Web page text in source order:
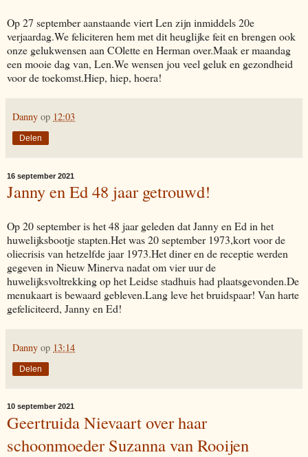
Op 27 september aanstaande viert Len zijn inmiddels 20e
verjaardag.We feliciteren hem met dit heuglijke feit en brengen ook
onze gelukwensen aan COlette en Herman over.Maak er maandag
een mooie dag van, Len.We wensen jou veel geluk en gezondheid
voor de toekomst.Hiep, hiep, hoera!
Danny op 12:03
Delen
16 september 2021
Janny en Ed 48 jaar getrouwd!
Op 20 september is het 48 jaar geleden dat Janny en Ed in het
huwelijksbootje stapten.Het was 20 september 1973,kort voor de
oliecrisis van hetzelfde jaar 1973.Het diner en de receptie werden
gegeven in Nieuw Minerva nadat om vier uur de
huwelijksvoltrekking op het Leidse stadhuis had plaatsgevonden.De
menukaart is bewaard gebleven.Lang leve het bruidspaar! Van harte
gefeliciteerd, Janny en Ed!
Danny op 13:14
Delen
10 september 2021
Geertruida Nievaart over haar
schoonmoeder Suzanna van Rooijen